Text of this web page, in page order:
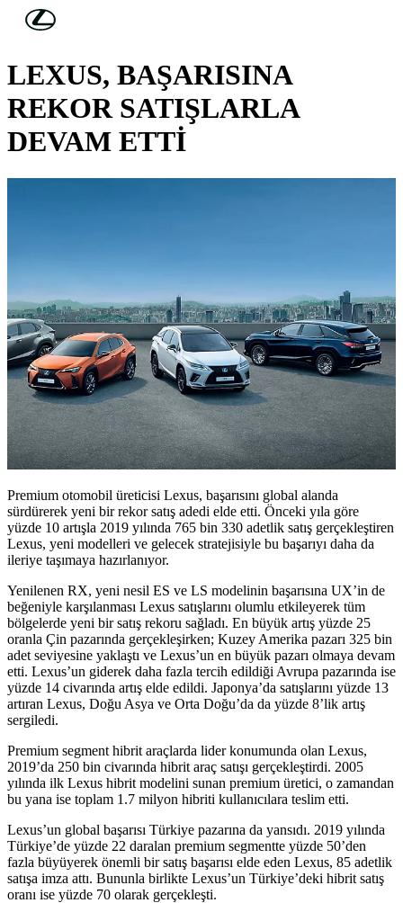
Skip to Main Content
LEXUS HABERLERİ
LEXUS, BAŞARISINA
REKOR SATIŞLARLA
DEVAM ETTİ
Premium otomobil üreticisi Lexus, başarısını global alanda
sürdürerek yeni bir rekor satış adedi elde etti. Önceki yıla göre
yüzde 10 artışla 2019 yılında 765 bin 330 adetlik satış gerçekleştiren
Lexus, yeni modelleri ve gelecek stratejisiyle bu başarıyı daha da
ileriye taşımaya hazırlanıyor.
Yenilenen RX, yeni nesil ES ve LS modelinin başarısına UX’in de
beğeniyle karşılanması Lexus satışlarını olumlu etkileyerek tüm
bölgelerde yeni bir satış rekoru sağladı. En büyük artış yüzde 25
oranla Çin pazarında gerçekleşirken; Kuzey Amerika pazarı 325 bin
adet seviyesine yaklaştı ve Lexus’un en büyük pazarı olmaya devam
etti. Lexus’un giderek daha fazla tercih edildiği Avrupa pazarında ise
yüzde 14 civarında artış elde edildi. Japonya’da satışlarını yüzde 13
artıran Lexus, Doğu Asya ve Orta Doğu’da da yüzde 8’lik artış
sergiledi.
Premium segment hibrit araçlarda lider konumunda olan Lexus,
2019’da 250 bin civarında hibrit araç satışı gerçekleştirdi. 2005
yılında ilk Lexus hibrit modelini sunan premium üretici, o zamandan
bu yana ise toplam 1.7 milyon hibriti kullanıcılara teslim etti.
Lexus’un global başarısı Türkiye pazarına da yansıdı. 2019 yılında
Türkiye’de yüzde 22 daralan premium segmentte yüzde 50’den
fazla büyüyerek önemli bir satış başarısı elde eden Lexus, 85 adetlik
satışa imza attı. Bununla birlikte Lexus’un Türkiye’deki hibrit satış
oranı ise yüzde 70 olarak gerçekleşti.